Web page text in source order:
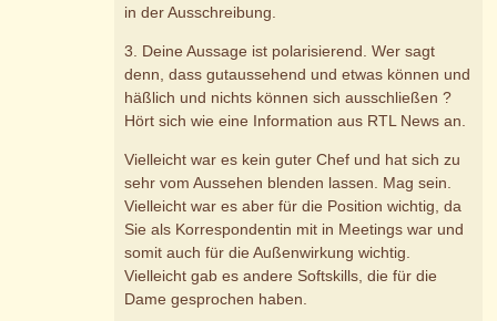
in der Ausschreibung.
3. Deine Aussage ist polarisierend. Wer sagt
denn, dass gutaussehend und etwas können und
häßlich und nichts können sich ausschließen ?
Hört sich wie eine Information aus RTL News an.
Vielleicht war es kein guter Chef und hat sich zu
sehr vom Aussehen blenden lassen. Mag sein.
Vielleicht war es aber für die Position wichtig, da
Sie als Korrespondentin mit in Meetings war und
somit auch für die Außenwirkung wichtig.
Vielleicht gab es andere Softskills, die für die
Dame gesprochen haben.